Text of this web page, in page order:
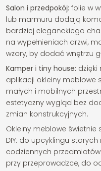
Salon i przedpokój: folie w
lub marmuru dodają
bardziej eleganckiego
na wypełnieniach drzwi,
wzory, by dodać wnętrzu
Kamper i tiny house: dzięki
aplikacji okleiny
małych i mobilnych
estetyczny wygląd bez
zmian konstrukcyjnych.
Okleiny meblowe
DIY: do upcyklingu
codziennych
przy przeprowadzce, do